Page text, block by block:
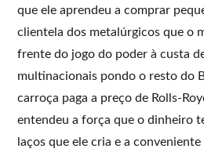
que ele aprendeu a comprar
clientela dos metalúrgicos que o
frente do jogo do poder à custa
multinacionais pondo o resto do
carroça paga a preço de Rolls-
entendeu a força que o dinheiro
laços que ele cria e a